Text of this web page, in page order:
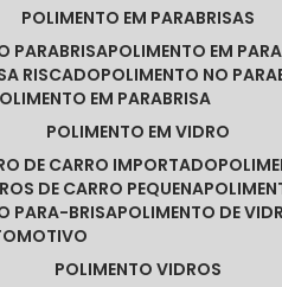
POLIMENTO EM PARABRISAS
PARABRISA POLIMENTO EM
RISCADO POLIMENTO NO
POLIMENTO EM PARABRISA
POLIMENTO EM VIDRO
DE CARRO IMPORTADO
DE CARRO PEQUENA
PARA-BRISA POLIMENTO DE
POLIMENTO VIDROS